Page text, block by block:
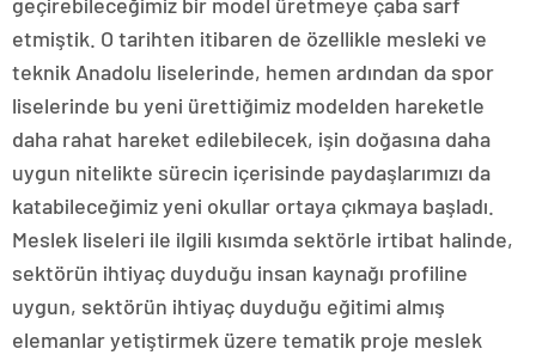
etmiştik. O tarihten itibaren de özellikle mesleki ve
teknik Anadolu liselerinde, hemen ardından da spor
liselerinde bu yeni ürettiğimiz modelden hareketle
daha rahat hareket edilebilecek, işin doğasına daha
uygun nitelikte sürecin içerisinde paydaşlarımızı da
katabileceğimiz yeni okullar ortaya çıkmaya başladı.
Meslek liseleri ile ilgili kısımda sektörle irtibat halinde,
sektörün ihtiyaç duyduğu insan kaynağı profiline
uygun, sektörün ihtiyaç duyduğu eğitimi almış
elemanlar yetiştirmek üzere tematik proje meslek